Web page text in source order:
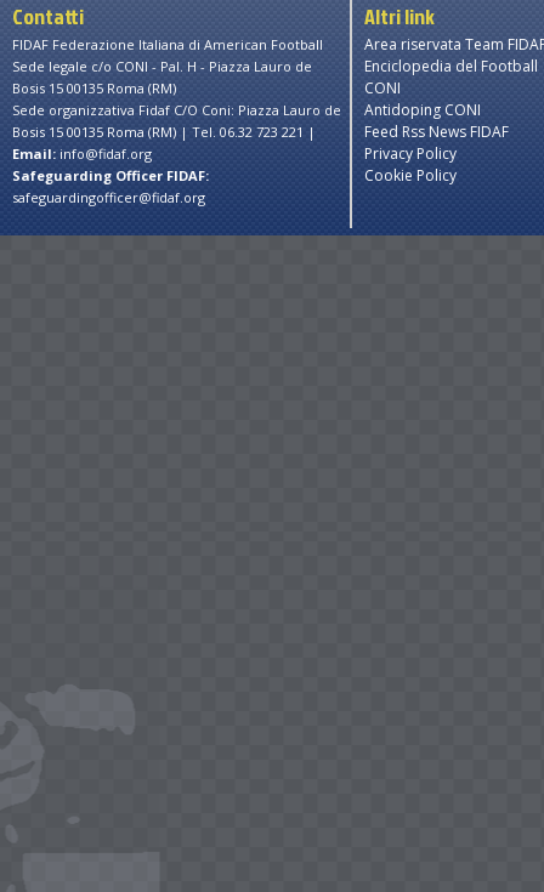
Contatti
FIDAF Federazione Italiana di American Football
Sede legale c/o CONI - Pal. H - Piazza Lauro de
Bosis 15 00135 Roma (RM)
Sede organizzativa Fidaf C/O Coni: Piazza Lauro de
Bosis 15 00135 Roma (RM) | Tel. 06.32 723 221 |
Email: info@fidaf.org
Safeguarding Officer FIDAF:
safeguardingofficer@fidaf.org
Altri link
Area riservata Team
Enciclopedia del Football
CONI
Antidoping CONI
Feed Rss News FIDAF
Privacy Policy
Cookie Policy